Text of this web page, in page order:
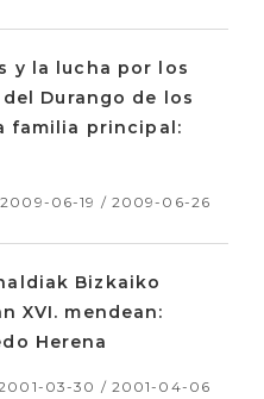
y la lucha por los
Durango de los
familia principal:
2009-06-19 / 2009-06-26
Bizkaiko
XVI. mendean:
Herena
03-30 / 2001-04-06